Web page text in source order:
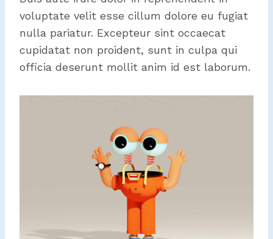
voluptate velit esse cillum dolore eu fugiat
nulla pariatur. Excepteur sint occaecat
cupidatat non proident, sunt in culpa qui
officia deserunt mollit anim id est laborum.